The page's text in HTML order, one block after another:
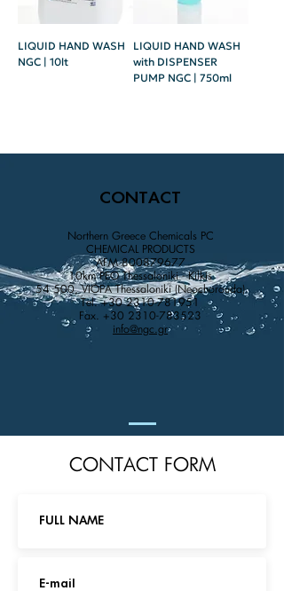
LIQUID HAND WASH
NGC | 10lt
LIQUID HAND WASH
with DISPENSER
PUMP NGC | 750ml
Northern Greece Chemicals PC
CHEMICAL PRODUCTS
AFM800879677
10km PEO Thessaloniki - Kilkis
54 500, VIOPA Thessaloniki (Neochorouda)
Tel.+30 2310-781951
Fax. +30 2310-783523
info@ngc.gr
CONTACT
CONTACT FORM